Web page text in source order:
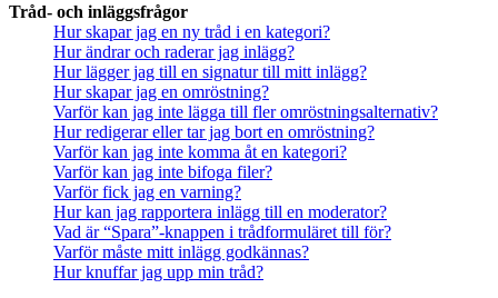
Tråd- och inläggsfrågor
Hur skapar jag en ny tråd i en kategori?
Hur ändrar och raderar jag inlägg?
Hur lägger jag till en signatur till mitt inlägg?
Hur skapar jag en omröstning?
Varför kan jag inte lägga till fler omröstningsalternativ?
Hur redigerar eller tar jag bort en omröstning?
Varför kan jag inte komma åt en kategori?
Varför kan jag inte bifoga filer?
Varför fick jag en varning?
Hur kan jag rapportera inlägg till en moderator?
Vad är “Spara”-knappen i trådformuläret till för?
Varför måste mitt inlägg godkännas?
Hur knuffar jag upp min tråd?